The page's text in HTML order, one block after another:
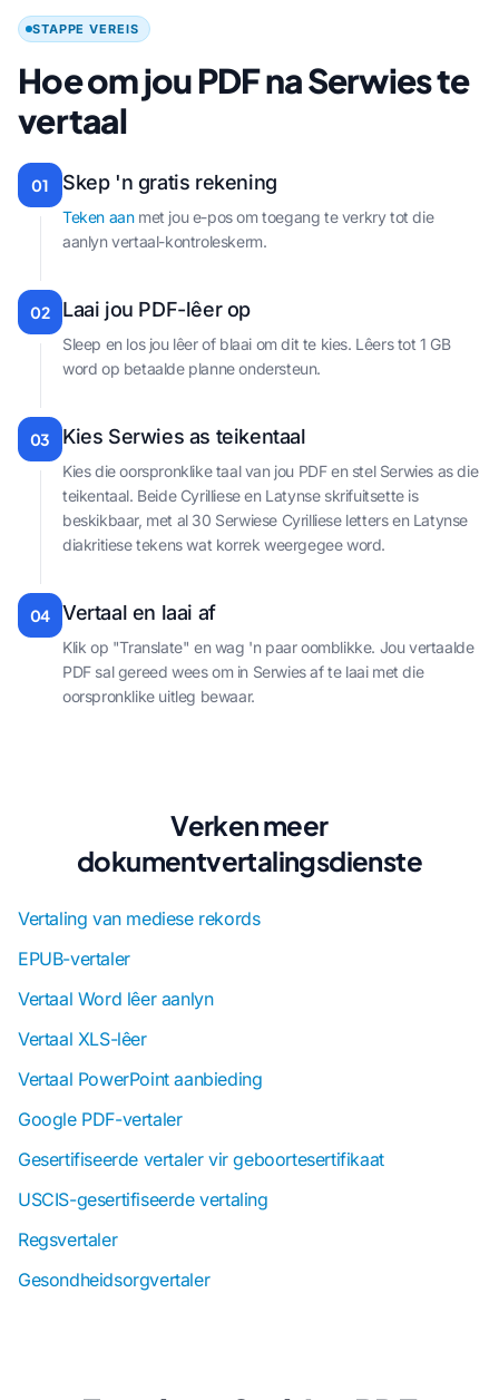
STAPPE VEREIS
Hoe om jou PDF na Serwies te
vertaal
01 Skep 'n gratis rekening
Teken aanmet jou e-pos om toegang te verkry tot die
aanlyn vertaal-kontroleskerm.
02 Laai jou PDF-lêer op
Sleep en los jou lêer of blaai om dit te kies. Lêers tot 1 GB
word op betaalde planne ondersteun.
03 Kies Serwies as teikentaal
Kies die oorspronklike taal van jou PDF en stel Serwies as die
teikentaal. Beide Cyrilliese en Latynse skrifuitsette is
beskikbaar, met al 30 Serwiese Cyrilliese letters en Latynse
diakritiese tekens wat korrek weergegee word.
04 Vertaal en laai af
Klik op "Translate" en wag 'n paar oomblikke. Jou vertaalde
PDF sal gereed wees om in Serwies af te laai met die
oorspronklike uitleg bewaar.
Verken meer
dokumentvertalingsdienste
Vertaling van mediese rekords
EPUB-vertaler
Vertaal Word lêer aanlyn
Vertaal XLS-lêer
Vertaal PowerPoint aanbieding
Google PDF-vertaler
Gesertifiseerde vertaler vir geboortesertifikaat
USCIS-gesertifiseerde vertaling
Regsvertaler
Gesondheidsorgvertaler